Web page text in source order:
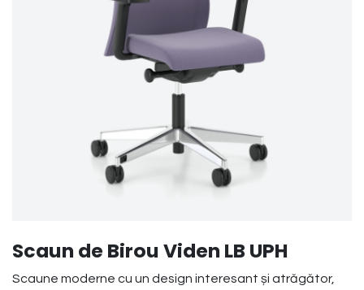
Scaun de Birou Viden LB UPH
Scaune moderne cu un design interesant și atrăgător,